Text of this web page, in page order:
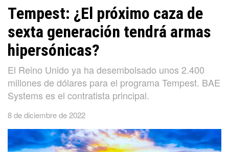
Tempest: ¿El próximo caza de
sexta generación tendrá armas
hipersónicas?
El Reino Unido ya ha desembolsado unos 2.400
millones de dólares para el programa Tempest. BAE
Systems es el contratista principal.
8 de diciembre de 2022